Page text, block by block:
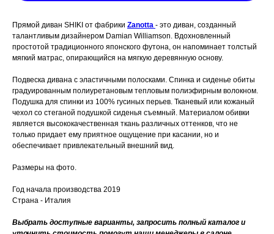
Прямой диван SHIKI от фабрики Zanotta - это диван, созданный
талантливым дизайнером Damian Williamson. Вдохновленный
простотой традиционного японского футона, он напоминает толстый
мягкий матрас, опирающийся на мягкую деревянную основу.
Подвеска дивана с эластичными полосками. Спинка и сиденье обиты
градуированным полиуретановым тепловым полиэфирным волокном.
Подушка для спинки из 100% гусиных перьев. Тканевый или кожаный
чехол со стеганой подушкой сиденья съемный. Материалом обивки
является высококачественная ткань различных оттенков, что не
только придает ему приятное ощущение при касании, но и
обеспечивает привлекательный внешний вид.
Размеры на фото.
Год начала производства 2019
Страна - Италия
Выбрать доступные варианты, запросить полный каталог и